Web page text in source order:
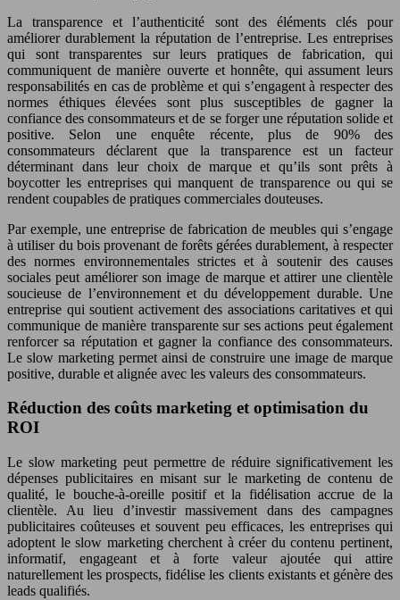
La transparence et l’authenticité sont des éléments clés pour
améliorer durablement la réputation de l’entreprise. Les entreprises
qui sont transparentes sur leurs pratiques de fabrication, qui
communiquent de manière ouverte et honnête, qui assument leurs
responsabilités en cas de problème et qui s’engagent à respecter des
normes éthiques élevées sont plus susceptibles de gagner la
confiance des consommateurs et de se forger une réputation solide et
positive. Selon une enquête récente, plus de 90% des
consommateurs déclarent que la transparence est un facteur
déterminant dans leur choix de marque et qu’ils sont prêts à
boycotter les entreprises qui manquent de transparence ou qui se
rendent coupables de pratiques commerciales douteuses.
Par exemple, une entreprise de fabrication de meubles qui s’engage
à utiliser du bois provenant de forêts gérées durablement, à respecter
des normes environnementales strictes et à soutenir des causes
sociales peut améliorer son image de marque et attirer une clientèle
soucieuse de l’environnement et du développement durable. Une
entreprise qui soutient activement des associations caritatives et qui
communique de manière transparente sur ses actions peut également
renforcer sa réputation et gagner la confiance des consommateurs.
Le slow marketing permet ainsi de construire une image de marque
positive, durable et alignée avec les valeurs des consommateurs.
Réduction des coûts marketing et optimisation du
ROI
Le slow marketing peut permettre de réduire significativement les
dépenses publicitaires en misant sur le marketing de contenu de
qualité, le bouche-à-oreille positif et la fidélisation accrue de la
clientèle. Au lieu d’investir massivement dans des campagnes
publicitaires coûteuses et souvent peu efficaces, les entreprises qui
adoptent le slow marketing cherchent à créer du contenu pertinent,
informatif, engageant et à forte valeur ajoutée qui attire
naturellement les prospects, fidélise les clients existants et génère des
leads qualifiés.